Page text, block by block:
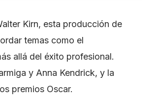
Kirn, esta producción de
temas como el
allá del éxito profesional.
y Anna Kendrick, y la
premios Oscar.